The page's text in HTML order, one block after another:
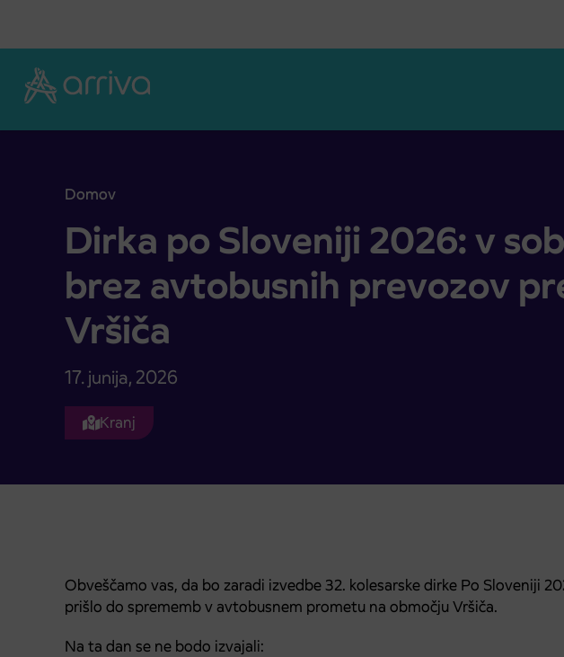
Domov
Dirka po Sloveniji 2026: v soboto brez avtobusnih prevozov preko Vršiča
Dirka po Sloveniji 2026: v
brez avtobusnih prevozov
Vršiča
17. junija, 2026
Kranj
Obveščamo vas, da bo zaradi izvedbe 32. kolesarske dirke Po Sloveniji
prišlo do sprememb v avtobusnem prometu na območju Vršiča.
Na ta dan se ne bodo izvajali: